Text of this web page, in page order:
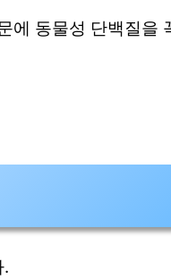
에 동물성 단백질을
.